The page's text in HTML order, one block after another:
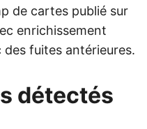
de cartes publié sur
enrichissement
fuites antérieures.
détectés